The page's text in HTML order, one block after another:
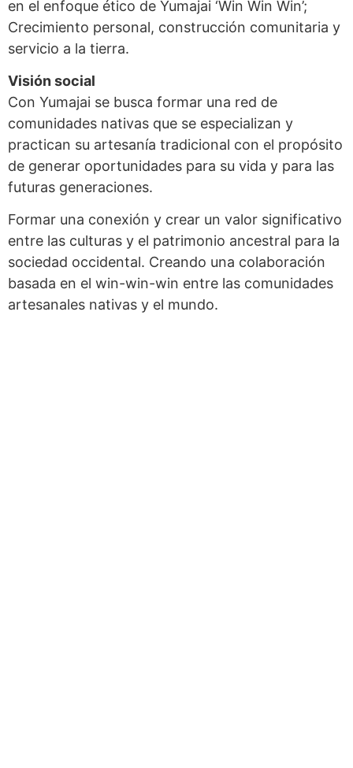
en el enfoque ético de Yumajai ‘Win Win Win’;
Crecimiento personal, construcción comunitaria y
servicio a la tierra.
Visión social
Con Yumajai se busca formar una red de
comunidades nativas que se especializan y
practican su artesanía tradicional con el propósito
de generar oportunidades para su vida y para las
futuras generaciones.
Formar una conexión y crear un valor significativo
entre las culturas y el patrimonio ancestral para la
sociedad occidental. Creando una colaboración
basada en el win-win-win entre las comunidades
artesanales nativas y el mundo.